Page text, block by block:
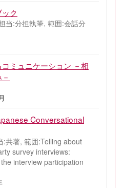
ク
当:分担執筆, 範囲:会話分
ミュニケーション －相
Conversational
:共著, 範囲:Telling about
survey interviews:
interview participation